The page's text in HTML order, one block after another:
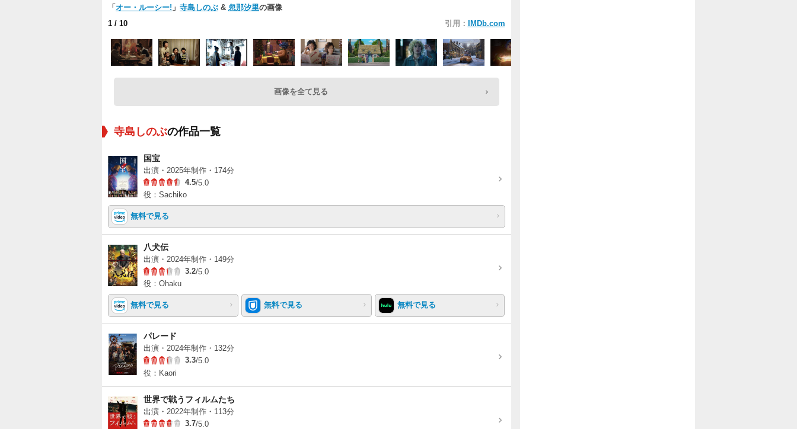
「 オー・ルーシー! 」 寺島しのぶ & 忽那汐里の画像
1 / 10 引用： IMDb.com
画像を全て見る
寺島しのぶの作品一覧
国宝
出演・2025年制作・174分
4.5/5.0
役：Sachiko
無料で見る
八犬伝
出演・2024年制作・149分
3.2/5.0
役：Ohaku
無料で見る 無料で見る 無料で見る
パレード
出演・2024年制作・132分
3.3/5.0
役：Kaori
世界で戦うフィルムたち
出演・2022年制作・113分
3.7/5.0